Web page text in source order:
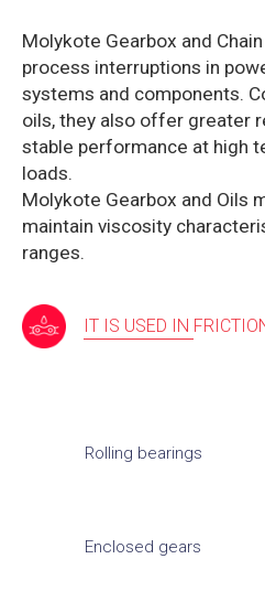
Molykote Gearbox and
process interruptions in
systems and components.
oils, they also offer greater
stable performance at high
loads.
Molykote Gearbox and Oils
maintain viscosity
ranges.
IT IS USED IN
Rolling bearings
Enclosed gears